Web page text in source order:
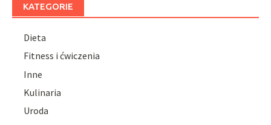
KATEGORIE
Dieta
Fitness i ćwiczenia
Inne
Kulinaria
Uroda